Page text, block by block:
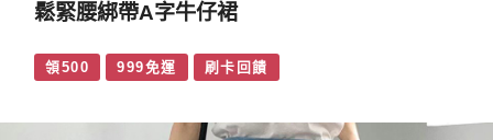
鬆緊腰綁帶A字牛仔裙
領500 999免運 刷卡回饋